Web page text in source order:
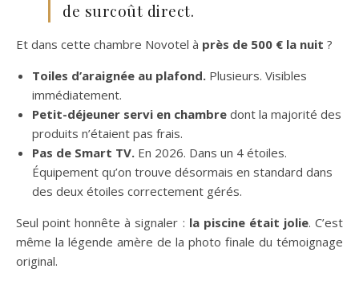
de surcoût direct.
Et dans cette chambre Novotel à près de 500 € la nuit ?
Toiles d’araignée au plafond. Plusieurs. Visibles
immédiatement.
Petit-déjeuner servi en chambre dont la majorité des
produits n’étaient pas frais.
Pas de Smart TV. En 2026. Dans un 4 étoiles.
Équipement qu’on trouve désormais en standard dans
des deux étoiles correctement gérés.
Seul point honnête à signaler : la piscine était jolie. C’est
même la légende amère de la photo finale du témoignage
original.